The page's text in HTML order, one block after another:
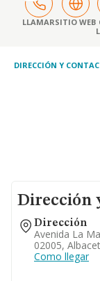
LLAMARSITIO WEB
DIRECCIÓN Y
Dirección
Dirección
Avenida La
02005,
Como llegar